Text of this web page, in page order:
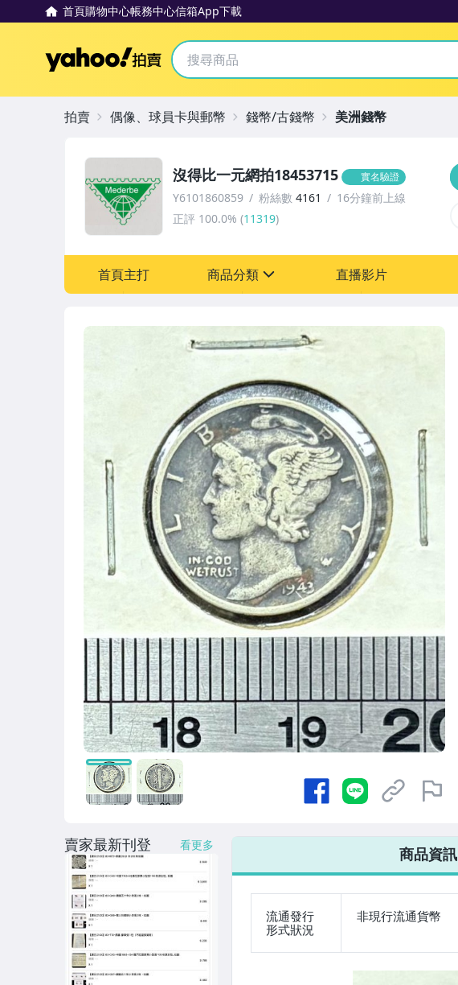
首頁購物中心帳務中心信箱App下載
Yahoo拍賣
沒得比一元網拍18453715 實名驗證
Y6101860859 粉絲數 4161
16分鐘前上線
正評 100.0% (11319)
首頁主打 商品分類
古董、藝術與礦石
居家、家具與園藝
玩具、模型與公仔
偶像、球員卡與郵幣
手錶與飾品配件
女包精品與女鞋
運動、戶外與休閒
直播影片
拍賣 偶像、球員卡與郵幣 錢幣/古錢幣 美洲錢幣
商品資訊
流通發行
形式狀況
非現行流通貨幣
賣家最新刊登 看更多